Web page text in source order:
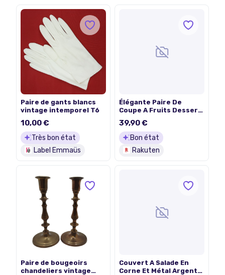
Paire de gants blancs
vintage intemporel T6
10,00 €
Très bon état
Label Emmaüs
Élégante Paire De
Coupe A Fruits Dessert
Art Déco
39,90 €
Bon état
Rakuten
Paire de bougeoirs
chandeliers vintage
Couvert A Salade En
Corne Et Métal Argenté